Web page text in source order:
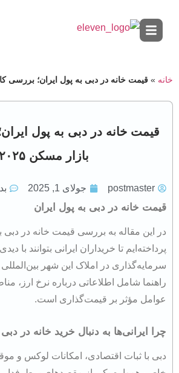
خانه » قیمت خانه در دبی به پول ایران؛ بررسی
قیمت خانه در دبی به پول
بازار مسکن ۲۰۲۵
postmaster جولای 1, 2025
قیمت خانه در دبی به پول ایران
در این مقاله به بررسی قیمت خانه در دبی
پرداخته‌ایم تا خریداران ایرانی بتوانند با
سرمایه‌گذاری در املاک این شهر بین‌المللی
راهنما شامل اطلاعاتی درباره نرخ ارز،
عوامل مؤثر بر قیمت‌گذاری است.
چرا ایرانی‌ها به دنبال خرید خانه در
دبی با ثبات اقتصادی، امکانات لوکس و